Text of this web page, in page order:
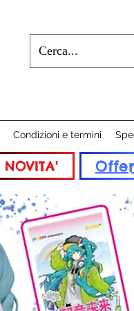
Condizioni e termini
NOVITA'